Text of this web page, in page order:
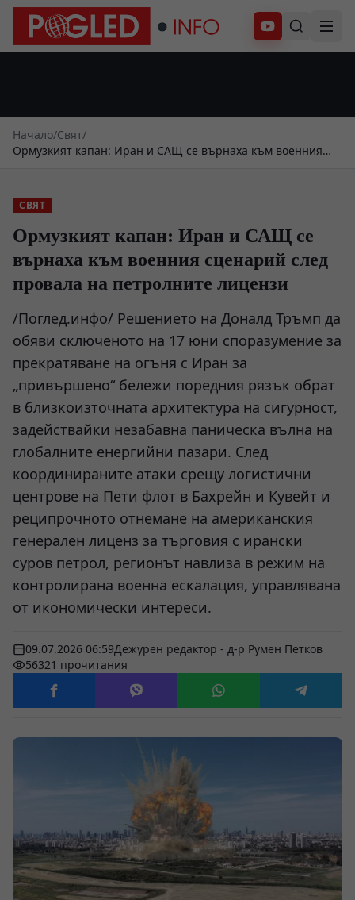
Абонирай се
Начало/Свят/
Ормузкият капан: Иран и САЩ се върнаха към военния
СВЯТ
Ормузкият капан: Иран и САЩ се
върнаха към военния сценарий след
провала на петролните лицензи
/Поглед.инфо/ Решението на Доналд Тръмп да
обяви сключеното на 17 юни споразумение за
прекратяване на огъня с Иран за
„привършено“ бележи поредния рязък обрат
в близкоизточната архитектура на сигурност,
задействайки незабавна паническа вълна на
глобалните енергийни пазари. След
координираните атаки срещу логистични
центрове на Пети флот в Бахрейн и Кувейт и
реципрочното отнемане на американския
генерален лиценз за търговия с ирански
суров петрол, регионът навлиза в режим на
контролирана военна ескалация, управлявана
от икономически интереси.
09.07.2026 06:59Дежурен редактор - д-р Румен Петков
56321 прочитания